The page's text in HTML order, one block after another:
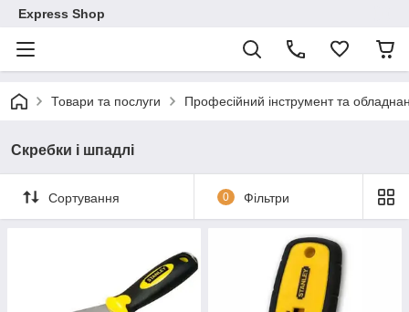
Express Shop
Товари та послуги Професійний інструмент та
Скребки і шпадлі
Сортування 0 Фільтри